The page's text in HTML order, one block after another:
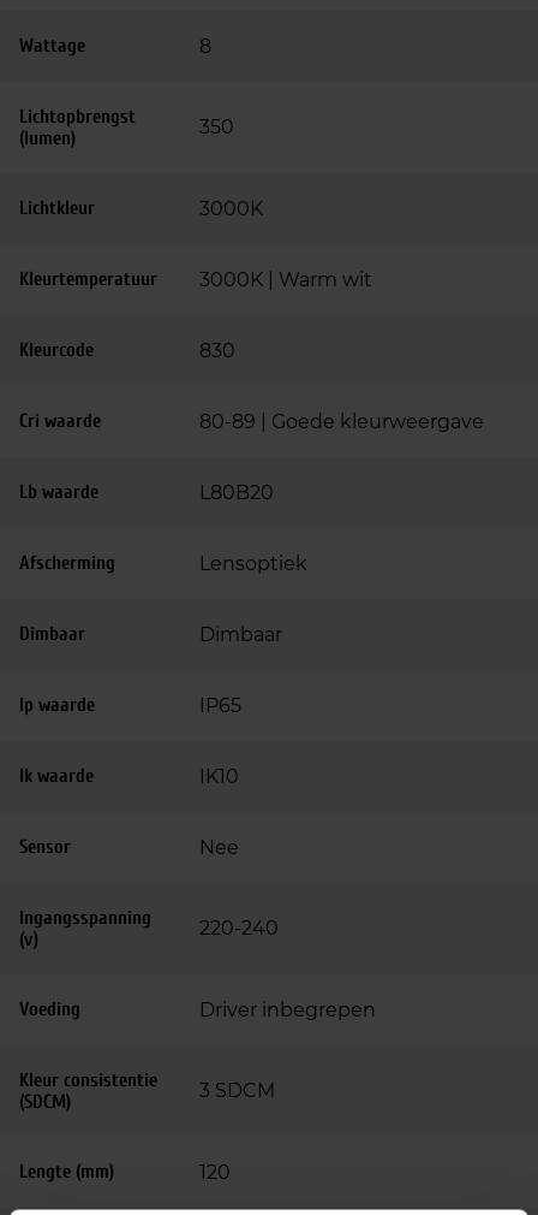
Wattage 8
Lichtopbrengst
(lumen)
350
Lichtkleur 3000K
Kleurtemperatuur 3000K | Warm wit
Kleurcode 830
Cri waarde 80-89 | Goede kleurweergave
Lb waarde L80B20
Afscherming Lensoptiek
Dimbaar Dimbaar
Ip waarde IP65
Ik waarde IK10
Sensor Nee
Ingangsspanning
(v)
220-240
Voeding Driver inbegrepen
Kleur consistentie
(SDCM)
3 SDCM
Lengte (mm) 120